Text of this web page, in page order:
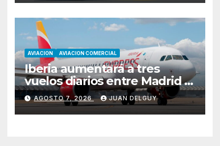
AVIACION AVIACION COMERCIAL
Iberia aumentará a tres
vuelos diarios entre Madrid y
Menorca durante el invierno
AGOSTO 7, 2026 JUAN DELGUY